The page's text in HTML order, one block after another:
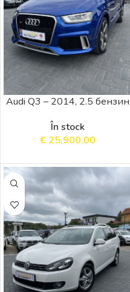
Audi Q3 – 2014, 2.5 бензин
În stock
€ 25,900.00